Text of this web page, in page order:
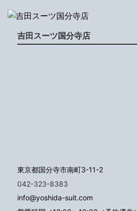
吉田スーツ国分寺店
東京都国分寺市南町3-11-2
042-323-8383
info@yoshida-suit.com